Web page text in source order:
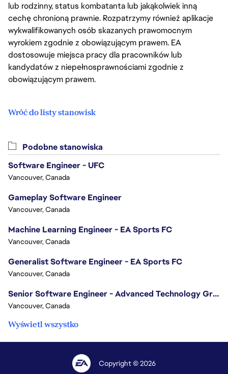
lub rodzinny, status kombatanta lub jakąkolwiek inną
cechę chronioną prawnie. Rozpatrzymy również aplikacje
wykwalifikowanych osób skazanych prawomocnym
wyrokiem zgodnie z obowiązującym prawem. EA
dostosowuje miejsca pracy dla pracowników lub
kandydatów z niepełnosprawnościami zgodnie z
obowiązującym prawem.
Wróć do listy stanowisk
Podobne stanowiska
Software Engineer - UFC
Vancouver, Canada
Gameplay Software Engineer
Vancouver, Canada
Machine Learning Engineer - EA Sports FC
Vancouver, Canada
Generalist Software Engineer - EA Sports FC
Vancouver, Canada
Senior Software Engineer - Advanced Technology Group
Vancouver, Canada
Wyświetl wszystko
Copyright © 2026